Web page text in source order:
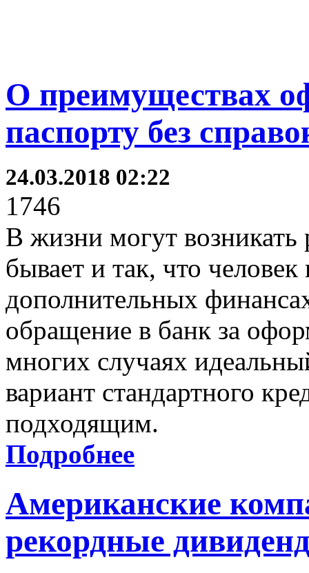
О преимуществах
паспорту без
24.03.2018 02:22
1746
В жизни могут
бывает и так, что
дополнительных
обращение в банк за
многих случаях
вариант стандартного
подходящим.
Подробнее
Американские
рекордные